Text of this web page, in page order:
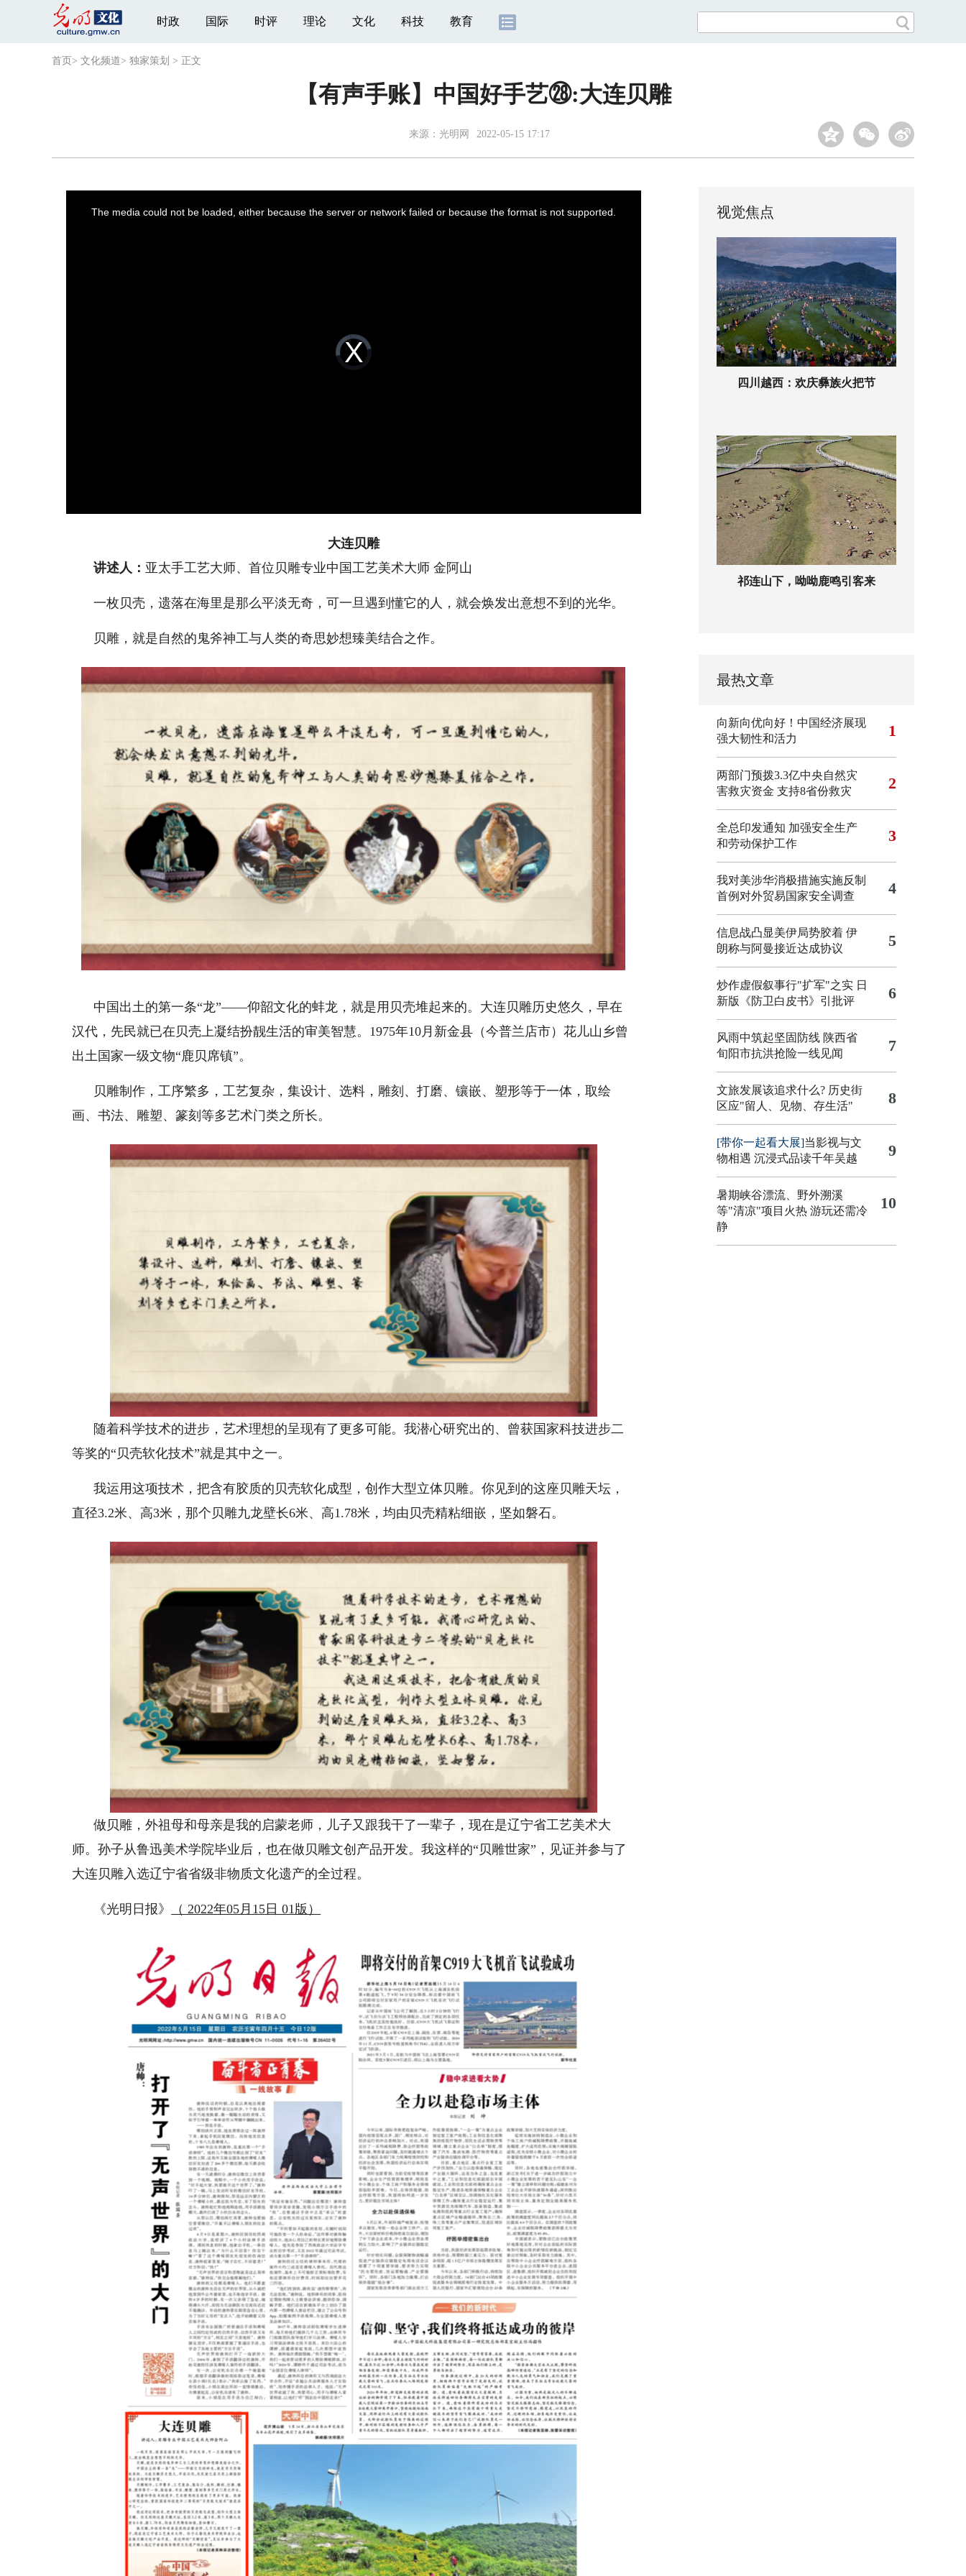
时政 国际 时评 理论 文化 科技 教育
首页 > 文化频道> 独家策划 > 正文
【有声手账】中国好手艺㉘:大连贝雕
来源：光明网 2022-05-15 17:17
Video
Player
loading.
The media could not be loaded, either because the server or network failed or because the format is not supported.
大连贝雕
讲述人： 亚太手工艺大师、首位贝雕专业中国工艺美术大师 金阿山
一枚贝壳，遗落在海里是那么平淡无奇，可一旦遇到懂它的人，就会焕发出意想不到的光华。
贝雕，就是自然的鬼斧神工与人类的奇思妙想臻美结合之作。
中国出土的第一条“龙”——仰韶文化的蚌龙，就是用贝壳堆起来的。大连贝雕历史悠久，早在
汉代，先民就已在贝壳上凝结扮靓生活的审美智慧。1975年10月新金县（今普兰店市）花儿山乡曾
出土国家一级文物“鹿贝席镇”。
贝雕制作，工序繁多，工艺复杂，集设计、选料，雕刻、打磨、镶嵌、塑形等于一体，取绘
画、书法、雕塑、篆刻等多艺术门类之所长。
随着科学技术的进步，艺术理想的呈现有了更多可能。我潜心研究出的、曾获国家科技进步二
等奖的“贝壳软化技术”就是其中之一。
我运用这项技术，把含有胶质的贝壳软化成型，创作大型立体贝雕。你见到的这座贝雕天坛，
直径3.2米、高3米，那个贝雕九龙壁长6米、高1.78米，均由贝壳精粘细嵌，坚如磐石。
做贝雕，外祖母和母亲是我的启蒙老师，儿子又跟我干了一辈子，现在是辽宁省工艺美术大
师。孙子从鲁迅美术学院毕业后，也在做贝雕文创产品开发。我这样的“贝雕世家”，见证并参与了
大连贝雕入选辽宁省省级非物质文化遗产的全过程。
《光明日报》 （ 2022年05月15日 01版）
视觉焦点
四川越西：欢庆彝族火把节
祁连山下，呦呦鹿鸣引客来
最热文章
向新向优向好！中国经济展现
强大韧性和活力
1
两部门预拨3.3亿中央自然灾
害救灾资金 支持8省份救灾
2
全总印发通知 加强安全生产
和劳动保护工作
3
我对美涉华消极措施实施反制
首例对外贸易国家安全调查
4
信息战凸显美伊局势胶着 伊
朗称与阿曼接近达成协议
5
炒作虚假叙事行"扩军"之实 日
新版《防卫白皮书》引批评
6
风雨中筑起坚固防线 陕西省
旬阳市抗洪抢险一线见闻
7
文旅发展该追求什么? 历史街
区应"留人、见物、存生活"
8
[带你一起看大展]当影视与文
物相遇 沉浸式品读千年吴越
9
暑期峡谷漂流、野外溯溪
等"清凉"项目火热 游玩还需冷
静
10